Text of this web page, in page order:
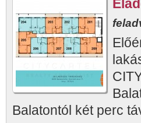
Balatontól két perc